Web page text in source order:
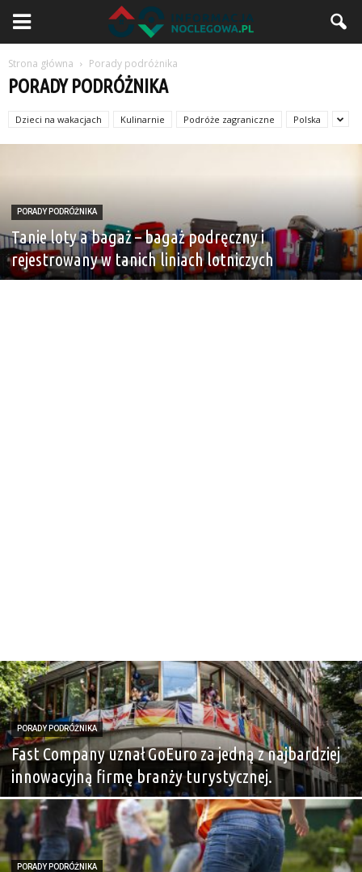
Strona główna Porady podróżnika
PORADY PODRÓŻNIKA
Dzieci na wakacjach Kulinarnie Podróże zagraniczne Polska
PORADY PODRÓŻNIKA
Tanie loty a bagaż – bagaż podręczny i
rejestrowany w tanich liniach lotniczych
PORADY PODRÓŻNIKA
Fast Company uznał GoEuro za jedną z najbardziej
innowacyjną firmę branży turystycznej.
PORADY PODRÓŻNIKA